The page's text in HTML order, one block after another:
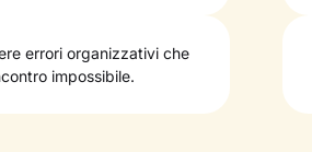
errori organizzativi che
impossibile.